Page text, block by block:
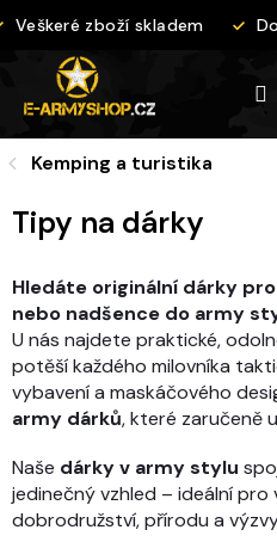
naVeškeré zboží skladem
Kemping a turistika
Tipy na dárky
Hledáte originální dárky
nebo nadšence do army
U nás najdete praktické,
potěší každého milovníka
vybavení a maskáčového
army dárků, které zaručeně
Naše dárky v army stylu
jedinečný vzhled – ideální pro
dobrodružství, přírodu a